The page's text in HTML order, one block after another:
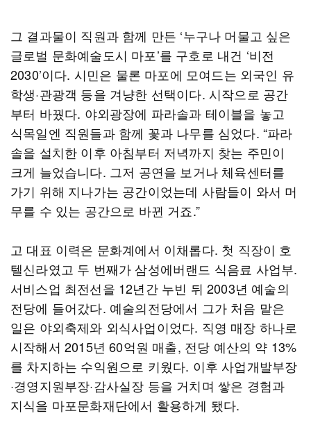
그 결과물이 직원과 함께 만든 ‘누구나 머물고 싶은
글로벌 문화예술도시 마포’를 구호로 내건 ‘비전
2030’이다. 시민은 물론 마포에 모여드는 외국인 유
학생·관광객 등을 겨냥한 선택이다. 시작으로 공간
부터 바꿨다. 야외광장에 파라솔과 테이블을 놓고
식목일엔 직원들과 함께 꽃과 나무를 심었다. “파라
솔을 설치한 이후 아침부터 저녁까지 찾는 주민이
크게 늘었습니다. 그저 공연을 보거나 체육센터를
가기 위해 지나가는 공간이었는데 사람들이 와서 머
무를 수 있는 공간으로 바뀐 거죠.”
고 대표 이력은 문화계에서 이채롭다. 첫 직장이 호
텔신라였고 두 번째가 삼성에버랜드 식음료 사업부.
서비스업 최전선을 12년간 누빈 뒤 2003년 예술의
전당에 들어갔다. 예술의전당에서 그가 처음 맡은
일은 야외축제와 외식사업이었다. 직영 매장 하나로
시작해서 2015년 60억원 매출, 전당 예산의 약 13%
를 차지하는 수익원으로 키웠다. 이후 사업개발부장
·경영지원부장·감사실장 등을 거치며 쌓은 경험과
지식을 마포문화재단에서 활용하게 됐다.